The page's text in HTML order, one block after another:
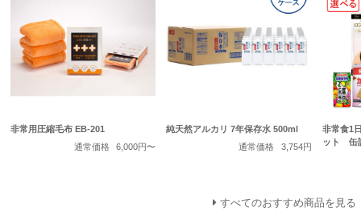
非常用圧縮毛布 EB-201
通常価格
6,000円〜
純天然アルカリ 7年保存水 500ml
通常価格
3,754円
非常食1
ット 缶
すべてのおすすめ商品を見る